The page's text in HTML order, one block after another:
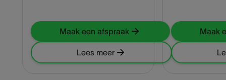
Maak een afspraak
Lees meer
Maak